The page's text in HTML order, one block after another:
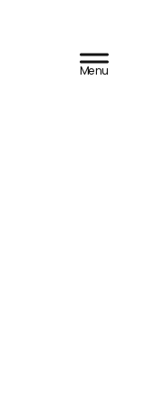
HEADER
RECHTS